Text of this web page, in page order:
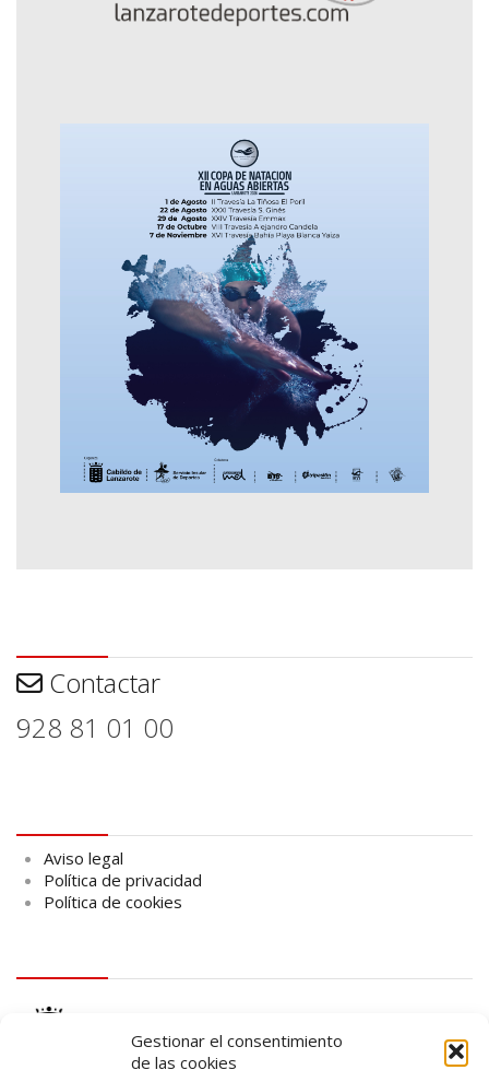
Gestionar el consentimiento
de las cookies
Contactar
928 81 01 00
Aviso legal
Política de privacidad
Política de cookies